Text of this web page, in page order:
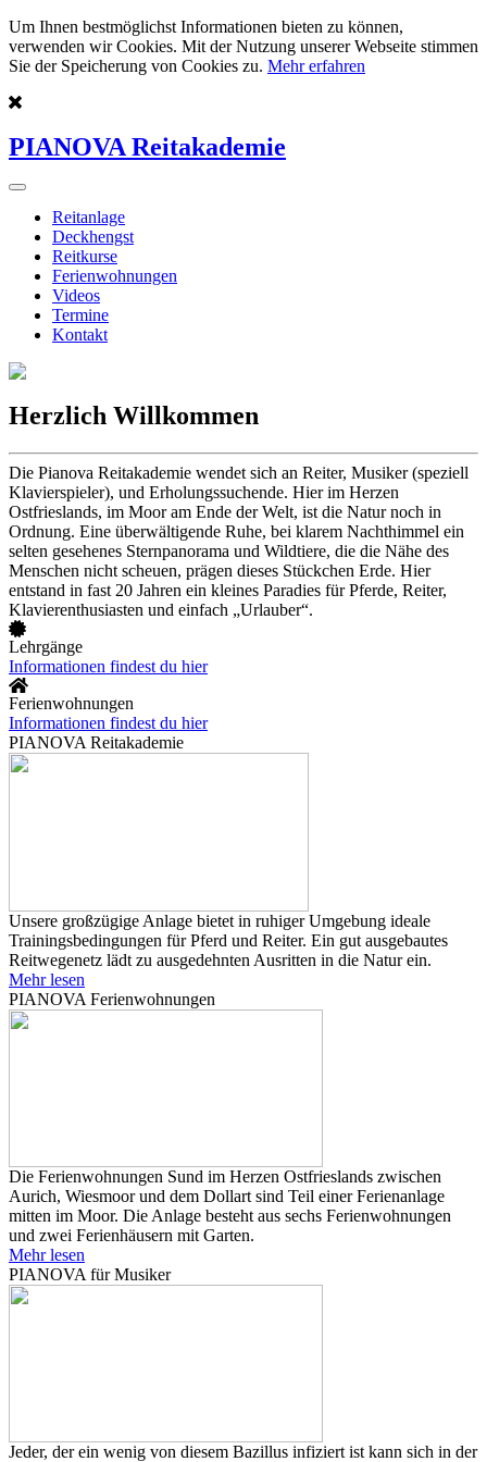
Um Ihnen bestmöglichst Informationen bieten zu können,
verwenden wir Cookies. Mit der Nutzung unserer Webseite stimmen
Sie der Speicherung von Cookies zu. Mehr erfahren
PIANOVA Reitakademie
Reitanlage
Deckhengst
Reitkurse
Ferienwohnungen
Videos
Termine
Kontakt
Herzlich Willkommen
Die Pianova Reitakademie wendet sich an Reiter, Musiker (speziell
Klavierspieler), und Erholungssuchende. Hier im Herzen
Ostfrieslands, im Moor am Ende der Welt, ist die Natur noch in
Ordnung. Eine überwältigende Ruhe, bei klarem Nachthimmel ein
selten gesehenes Sternpanorama und Wildtiere, die die Nähe des
Menschen nicht scheuen, prägen dieses Stückchen Erde. Hier
entstand in fast 20 Jahren ein kleines Paradies für Pferde, Reiter,
Klavierenthusiasten und einfach „Urlauber“.
Lehrgänge
Informationen findest du hier
Ferienwohnungen
Informationen findest du hier
PIANOVA Reitakademie
Unsere großzügige Anlage bietet in ruhiger Umgebung ideale
Trainingsbedingungen für Pferd und Reiter. Ein gut ausgebautes
Reitwegenetz lädt zu ausgedehnten Ausritten in die Natur ein.
Mehr lesen
PIANOVA Ferienwohnungen
Die Ferienwohnungen Sund im Herzen Ostfrieslands zwischen
Aurich, Wiesmoor und dem Dollart sind Teil einer Ferienanlage
mitten im Moor. Die Anlage besteht aus sechs Ferienwohnungen
und zwei Ferienhäusern mit Garten.
Mehr lesen
PIANOVA für Musiker
Jeder, der ein wenig von diesem Bazillus infiziert ist kann sich in der